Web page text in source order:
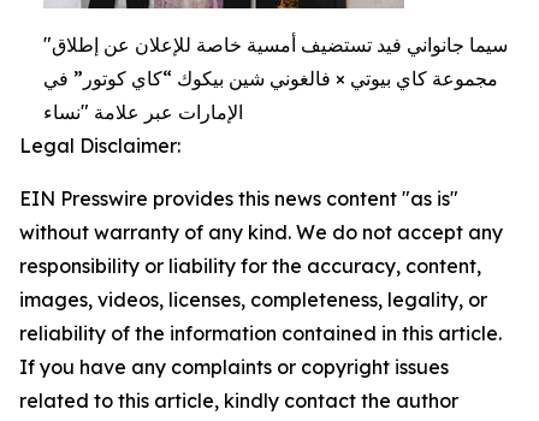
"سيما جانواني فيد تستضيف أمسية خاصة للإعلان عن إطلاق
مجموعة كاي بيوتي × فالغوني شين بيكوك “كاي كوتور” في
الإمارات عبر علامة "نساء
Legal Disclaimer:
EIN Presswire provides this news content "as is"
without warranty of any kind. We do not accept any
responsibility or liability for the accuracy, content,
images, videos, licenses, completeness, legality, or
reliability of the information contained in this article.
If you have any complaints or copyright issues
related to this article, kindly contact the author